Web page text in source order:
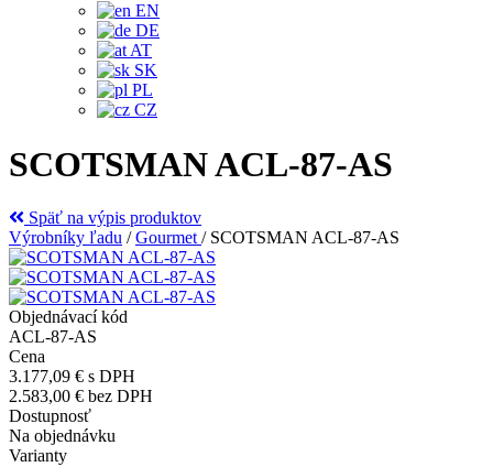
EN
DE
AT
SK
PL
CZ
SCOTSMAN ACL-87-AS
Späť na výpis produktov
Výrobníky ľadu /Gourmet / SCOTSMAN ACL-87-AS
Objednávací kód
ACL-87-AS
Cena
3.177,09 € s DPH
2.583,00 € bez DPH
Dostupnosť
Na objednávku
Varianty